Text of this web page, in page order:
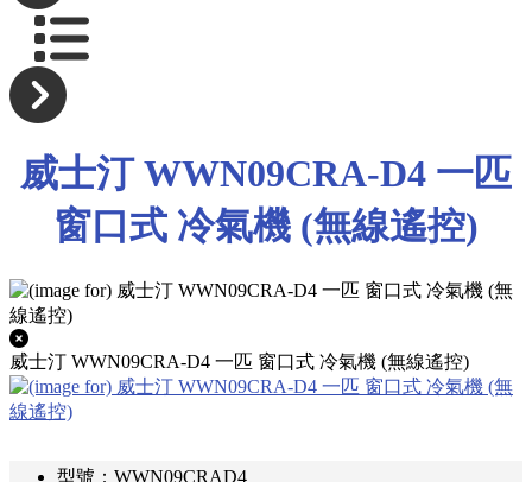
威士汀 WWN09CRA-D4 一匹
窗口式 冷氣機 (無線遙控)
威士汀 WWN09CRA-D4 一匹 窗口式 冷氣機 (無線遙控)
型號：WWN09CRAD4